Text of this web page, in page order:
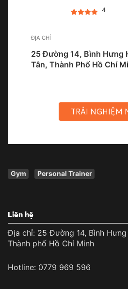
4
ĐỊA CHỈ
25 Đường 14, Bình Hưng
Tân, Thành Phố Hồ Chí
TRẢI NGHIỆM
Gym Personal Trainer
Liên hệ
Địa chỉ: 25 Đường 14, Bình Hưng
Thành phố Hồ Chí Minh
Hotline: 0779 969 596